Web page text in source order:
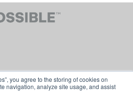
you agree to the storing of cookies on
navigation, analyze site usage, and assist
販売規約